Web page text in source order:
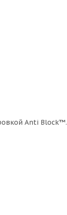
Anti Block™.